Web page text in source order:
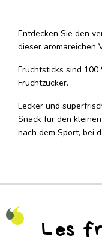
Entdecken Sie den
dieser aromareichen
Fruchtsticks sind
Fruchtzucker.
Lecker und
Snack für den
nach dem Sport, bei
Les